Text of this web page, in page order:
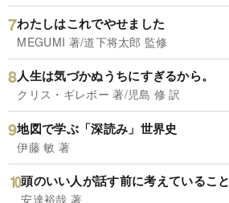
わたしはこれでやせました
MEGUMI 著/道下将太郎 監修
人生は気づかぬうちにすぎるから。
クリス・ギレボー 著/児島 修 訳
地図で学ぶ「深読み」世界史
伊藤 敏 著
頭のいい人が話す前に考えていること
安達裕哉 著